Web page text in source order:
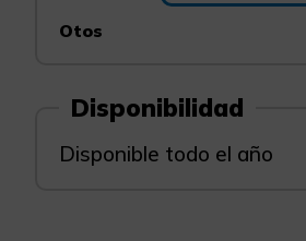
Otos
Disponibilidad
Disponible todo el año